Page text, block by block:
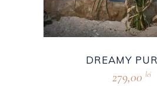
DREAMY
279,00 lei